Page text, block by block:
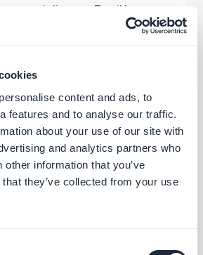
content and ads, to
features and to analyse our traffic.
about your use of our site with
and analytics partners who
information that you’ve
they’ve collected from your use
i din app. Du vil kunne
i henhold til det tilgængelige
som de andre sektioner i din
for at ændre designet.
der er offentliggjort på andre
i din app, og gør det lettere
at få adgang til dit eksterne